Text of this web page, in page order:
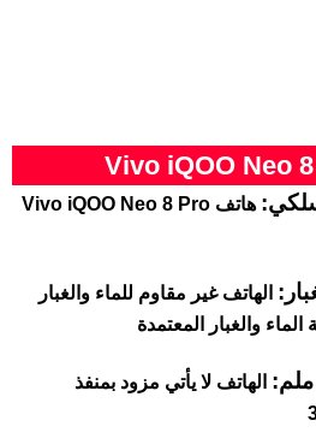
هاتف Vivo iQOO Neo 8 Pro
الهاتف غير مقاوم للماء والغبار
والغبار المعتمدة
: الهاتف لا يأتي مزود بمنفذ